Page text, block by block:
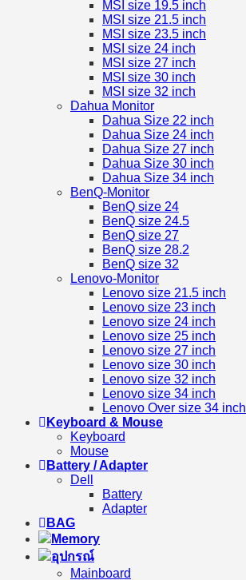
MSI size 19.5 inch
MSI size 21.5 inch
MSI size 23.5 inch
MSI size 24 inch
MSI size 27 inch
MSI size 30 inch
MSI size 32 inch
Dahua Monitor
Dahua Size 22 inch
Dahua Size 24 inch
Dahua Size 27 inch
Dahua Size 30 inch
Dahua Size 34 inch
BenQ-Monitor
BenQ size 24
BenQ size 24.5
BenQ size 27
BenQ size 28.2
BenQ size 32
Lenovo-Monitor
Lenovo size 21.5 inch
Lenovo size 23 inch
Lenovo size 24 inch
Lenovo size 25 inch
Lenovo size 27 inch
Lenovo size 30 inch
Lenovo size 32 inch
Lenovo size 34 inch
Lenovo Over size 34 inch
Keyboard & Mouse
Keyboard
Mouse
Battery / Adapter
Dell
Battery
Adapter
BAG
Memory
อุปกรณ์
Mainboard